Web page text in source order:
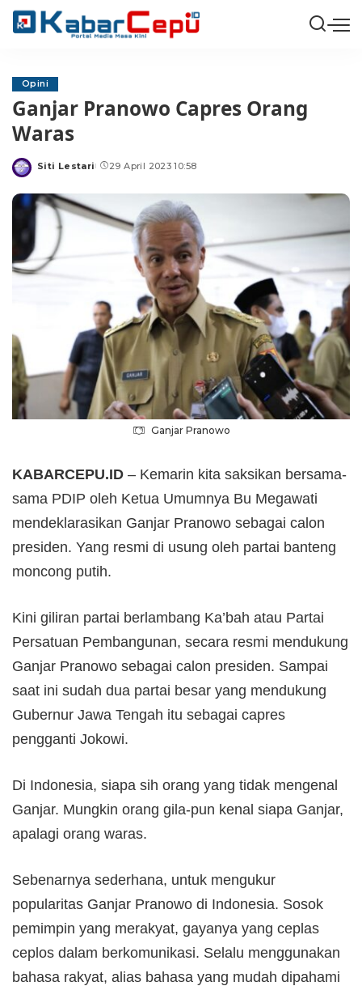
Opini
Ganjar Pranowo Capres Orang
Waras
Posted
Siti Lestari 29 April 2023 10:58
Ganjar Pranowo
KABARCEPU.ID – Kemarin kita saksikan bersama-
sama PDIP oleh Ketua Umumnya Bu Megawati
mendeklarasikan Ganjar Pranowo sebagai calon
presiden. Yang resmi di usung oleh partai banteng
moncong putih.
Kini giliran partai berlambang Ka’bah atau Partai
Persatuan Pembangunan, secara resmi mendukung
Ganjar Pranowo sebagai calon presiden. Sampai
saat ini sudah dua partai besar yang mendukung
Gubernur Jawa Tengah itu sebagai capres
pengganti Jokowi.
Di Indonesia, siapa sih orang yang tidak mengenal
Ganjar. Mungkin orang gila-pun kenal siapa Ganjar,
apalagi orang waras.
Sebenarnya sederhana, untuk mengukur
popularitas Ganjar Pranowo di Indonesia. Sosok
pemimpin yang merakyat, gayanya yang ceplas
ceplos dalam berkomunikasi. Selalu menggunakan
bahasa rakyat, alias bahasa yang mudah dipahami